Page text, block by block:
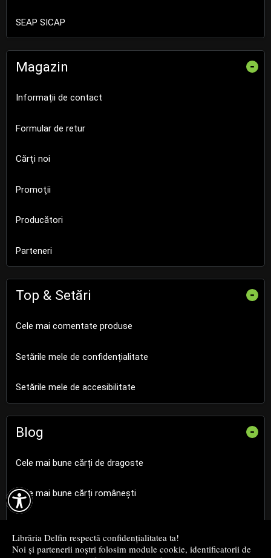

Librăria Delfin respectă confidențialitatea ta!
Noi și partenerii noștri folosim module cookie, identificatorii de
SEAP SICAP
Magazin -
Informații de contact
Formular de retur
Cărţi noi
Promoţii
Producători
Parteneri
Top & Setări -
Cele mai comentate produse
Setările mele de confidențialitate
Setările mele de accesibilitate
Blog -
Cele mai bune cărți de dragoste
Cele mai bune cărți românești
Cele mai bune cărți de istorie